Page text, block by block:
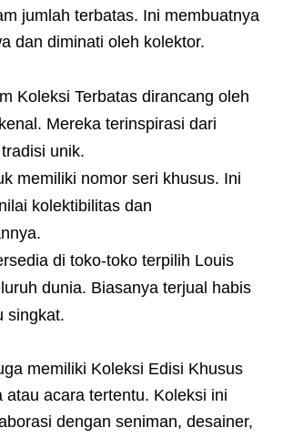
jumlah terbatas. Ini membuatnya
dan diminati oleh kolektor.
Koleksi Terbatas dirancang oleh
Mereka terinspirasi dari
unik.
memiliki nomor seri khusus. Ini
kolektibilitas dan
di toko-toko terpilih Louis
dunia. Biasanya terjual habis
singkat.
memiliki Koleksi Edisi Khusus
atau acara tertentu. Koleksi ini
dengan seniman, desainer,